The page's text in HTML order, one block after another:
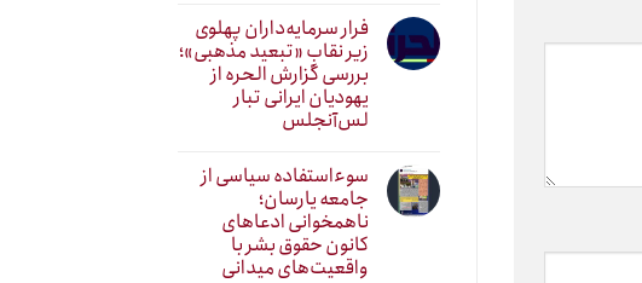
فرار سرمایه‌داران پهلوی
زیر نقابِ «تبعید مذهبی»؛
بررسی گزارش الحره از
یهودیان ایرانی تبار
لس‌آنجلس
سوءاستفاده سیاسی از
جامعه یارسان؛
ناهمخوانی ادعاهای
کانون حقوق بشر با
واقعیت‌های میدانی